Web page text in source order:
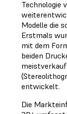
Technologie
Modelle die
Erstmals
mit dem
beiden
entwickelt.
Die